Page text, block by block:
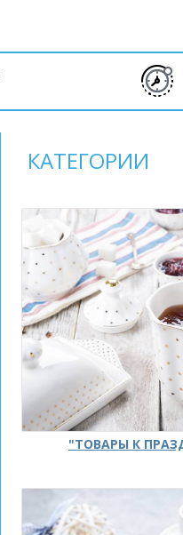
КАТЕГОРИИ
"ТОВАРЫ К